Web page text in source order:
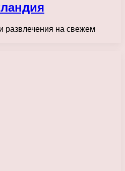
развлечения на свежем